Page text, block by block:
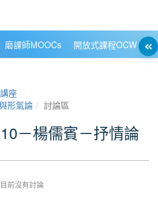
磨課師MOOCs 開放式課程OCW
座
形氣論
討論區
－楊儒賓－抒情論
目前沒有討論